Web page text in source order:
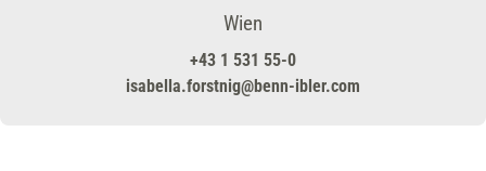
Wien
+43 1 531 55-0
isabella.forstnig@benn-ibler.com